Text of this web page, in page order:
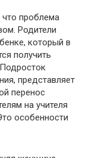
что проблема
Родители
который в
получить
представляет
перенос
на учителя
особенности